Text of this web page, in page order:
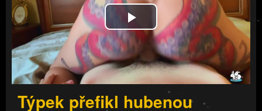
Play
Video
Týpek přefikl hubenou